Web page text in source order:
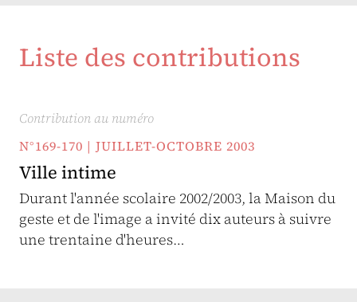
Liste des contributions
Contribution au numéro
N°169-170 | JUILLET-OCTOBRE 2003
Ville intime
Durant l'année scolaire 2002/2003, la Maison du
geste et de l'image a invité dix auteurs à suivre
une trentaine d'heures…